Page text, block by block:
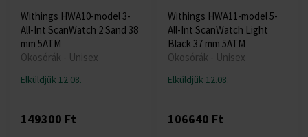
Withings HWA10-model 3-
All-Int ScanWatch 2 Sand 38
mm 5ATM
Okosórák - Unisex
Elküldjük 12.08.
149300 Ft
Withings HWA11-model 5-
All-Int ScanWatch Light
Black 37 mm 5ATM
Okosórák - Unisex
Elküldjük 12.08.
106640 Ft